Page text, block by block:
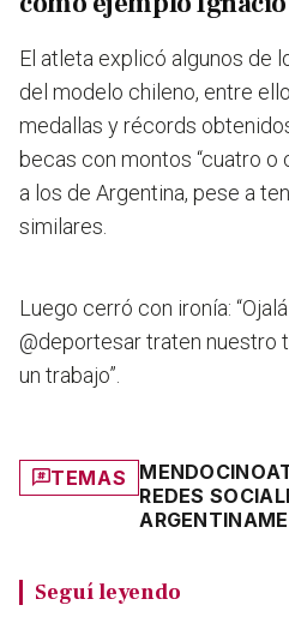
El atleta explicó algunos de
del modelo chileno, entre
medallas y récords
becas con montos “cuatro o
a los de Argentina, pese a
similares.
Luego cerró con ironía:
@deportesar traten nuestro
un trabajo”.
TEMAS MENDOCINO
REDES
ARGENTINA
Seguí leyendo